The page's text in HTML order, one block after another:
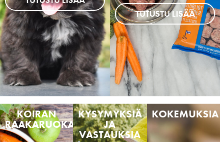
TUTUSTU LISÄÄ
KOIRAN
RAAKARUOKA
KYSYMYKSIÄ
JA
VASTAUKSIA
KOKEMUKSIA